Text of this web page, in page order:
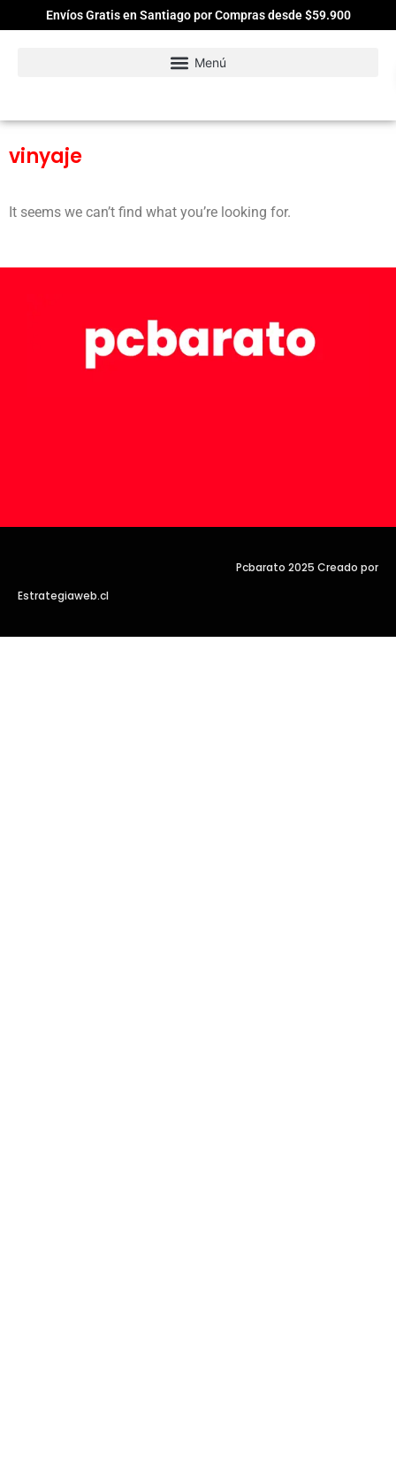
Envíos Gratis en Santiago por Compras desde $59.900
vinyaje
It seems we can’t find what you’re looking for.
Pcbarato 2025 Creado por
Estrategiaweb.cl